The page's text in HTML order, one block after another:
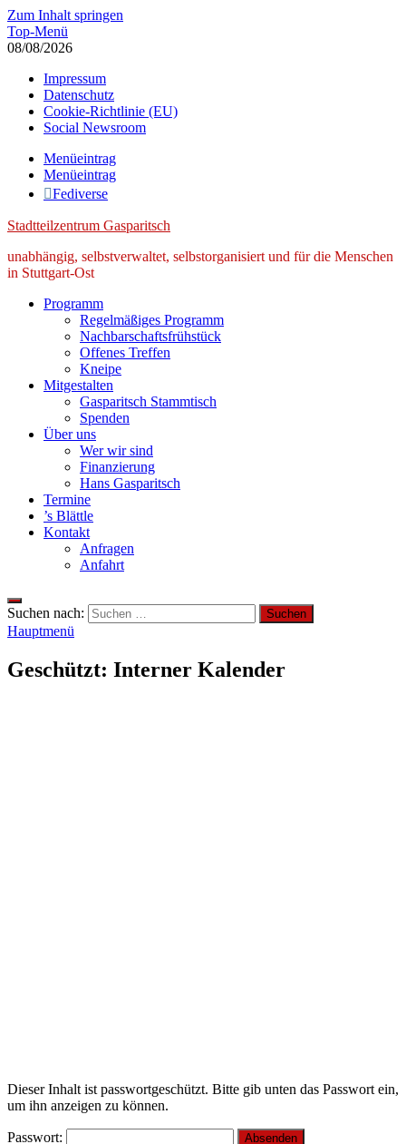
Zum Inhalt springen
Top-Menü
08/08/2026
Impressum
Datenschutz
Cookie-Richtlinie (EU)
Social Newsroom
Menüeintrag
Menüeintrag
Fediverse
Stadtteilzentrum Gasparitsch
unabhängig, selbstverwaltet, selbstorganisiert und für die Menschen
in Stuttgart-Ost
Programm
Regelmäßiges Programm
Nachbarschaftsfrühstück
Offenes Treffen
Kneipe
Mitgestalten
Gasparitsch Stammtisch
Spenden
Über uns
Wer wir sind
Finanzierung
Hans Gasparitsch
Termine
’s Blättle
Kontakt
Anfragen
Anfahrt
Suchen nach:
Hauptmenü
Geschützt: Interner Kalender
Dieser Inhalt ist passwortgeschützt. Bitte gib unten das Passwort ein,
um ihn anzeigen zu können.
Passwort: